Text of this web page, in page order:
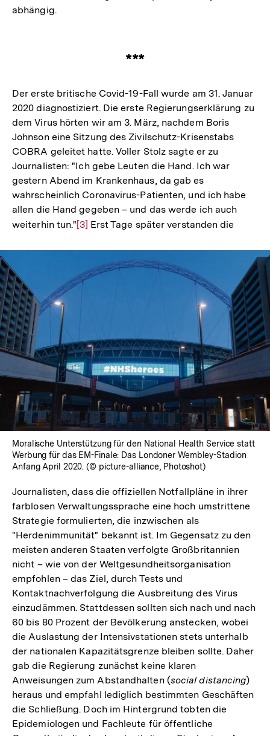
abhängig.
***
Der erste britische Covid-19-Fall wurde am 31. Januar
2020 diagnostiziert. Die erste Regierungserklärung zu
dem Virus hörten wir am 3. März, nachdem Boris
Johnson eine Sitzung des Zivilschutz-Krisenstabs
COBRA geleitet hatte. Voller Stolz sagte er zu
Journalisten: "Ich gebe Leuten die Hand. Ich war
gestern Abend im Krankenhaus, da gab es
wahrscheinlich Coronavirus-Patienten, und ich habe
allen die Hand gegeben – und das werde ich auch
weiterhin tun."Zur
Fußnote
[3] Erst Tage später verstanden die
Moralische Unterstützung für den National Health Service statt
Werbung für das EM-Finale: Das Londoner Wembley-Stadion
Anfang April 2020. (© picture-alliance, Photoshot)
Journalisten, dass die offiziellen Notfallpläne in ihrer
farblosen Verwaltungssprache eine hoch umstrittene
Strategie formulierten, die inzwischen als
"Herdenimmunität" bekannt ist. Im Gegensatz zu den
meisten anderen Staaten verfolgte Großbritannien
nicht – wie von der Weltgesundheitsorganisation
empfohlen – das Ziel, durch Tests und
Kontaktnachverfolgung die Ausbreitung des Virus
einzudämmen. Stattdessen sollten sich nach und nach
60 bis 80 Prozent der Bevölkerung anstecken, wobei
die Auslastung der Intensivstationen stets unterhalb
der nationalen Kapazitätsgrenze bleiben sollte. Daher
gab die Regierung zunächst keine klaren
Anweisungen zum Abstandhalten (social distancing)
heraus und empfahl lediglich bestimmten Geschäften
die Schließung. Doch im Hintergrund tobten die
Epidemiologen und Fachleute für öffentliche